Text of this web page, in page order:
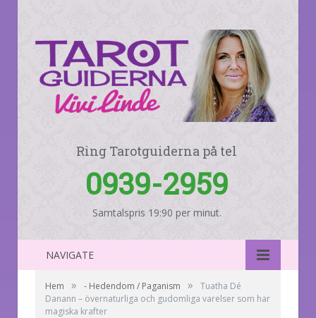
Ring Tarotguiderna på tel
0939-2959
Samtalspris 19:90 per minut.
NAVIGATE
Hem » - Hedendom / Paganism »
Tuatha Dé
Danann – övernaturliga och gudomliga varelser som har
magiska krafter